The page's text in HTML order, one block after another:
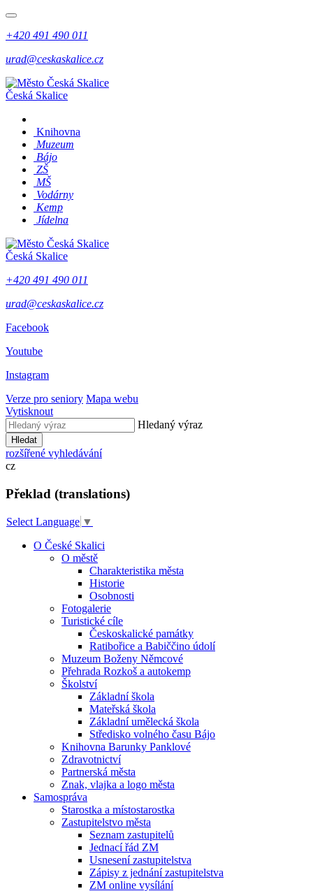
+420 491 490 011
urad@ceskaskalice.cz
Česká Skalice
Knihovna
Muzeum
Bájo
ZŠ
MŠ
Vodárny
Kemp
Jídelna
Česká Skalice
+420 491 490 011
urad@ceskaskalice.cz
Facebook
Youtube
Instagram
Verze pro seniory Mapa webu
Vytisknout
Hledaný výraz
Hledat
rozšířené vyhledávání
cz
Překlad (translations)
Select Language ▼
O České Skalici
O městě
Charakteristika města
Historie
Osobnosti
Fotogalerie
Turistické cíle
Českoskalické památky
Ratibořice a Babiččino údolí
Muzeum Boženy Němcové
Přehrada Rozkoš a autokemp
Školství
Základní škola
Mateřská škola
Základní umělecká škola
Středisko volného času Bájo
Knihovna Barunky Panklové
Zdravotnictví
Partnerská města
Znak, vlajka a logo města
Samospráva
Starostka a místostarostka
Zastupitelstvo města
Seznam zastupitelů
Jednací řád ZM
Usnesení zastupitelstva
Zápisy z jednání zastupitelstva
ZM online vysílání